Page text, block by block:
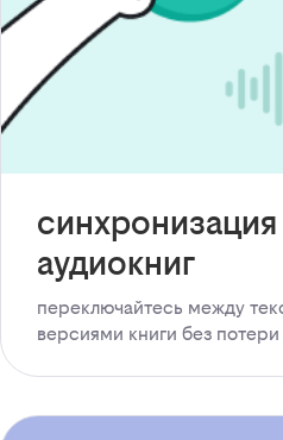
аудиокниг
переключайтесь между
версиями книги без